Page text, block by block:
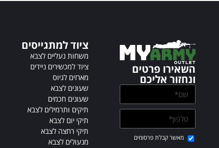
n
v
e
:
השאירו פרטים
ונחזור אליכם
מאשר קבלת פרסומים
ציוד למתגייסים
משחות נעליים לצבא
ציוד למכשירים ניידים
מארזים לגיוס
שעונים לצבא
שעונים חכמים
תיקים ותרמילים לצבא
תיקי יום לצבא
תיקי רחצה לצבא
מנעולים לצבא